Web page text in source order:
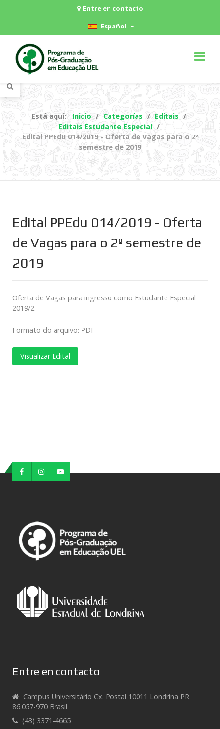
Entre en contacto
Español
Está aquí: Inicio Categorías
Editais
Editais Estudante Especial
Edital PPEdu 014/2019 - Oferta de Vagas para o 2º
semestre de 2019
Edital PPEdu 014/2019 - Oferta
de Vagas para o 2º semestre de
2019
Oferta de Vagas para ingresso como Estudante Especial
2019/2.
Formato do arquivo: PDF
Visualizar Edital
Entre en contacto
Campus Universitário Cx. Postal 10011 Londrina PR
86.057-970 Brasil
(43) 3371-4665